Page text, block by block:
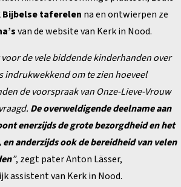
Bijbelse taferelen na en ontwierpen ze
van de website van Kerk in Nood.
voor de vele biddende kinderhanden over
indrukwekkend om te zien hoeveel
de voorspraak van Onze-Lieve-Vrouw
De overweldigende deelname aan
enerzijds de grote bezorgdheid en het
anderzijds ook de bereidheid van velen
”, zegt pater Anton Lässer,
assistent van Kerk in Nood.